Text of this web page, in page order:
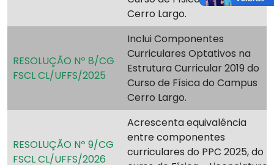
Cerro Largo.
RESOLUÇÃO Nº 8/CG
FSCL CL/UFFS/2025
Inclui Componentes
Curriculares Optativos na
Estrutura Curricular 2019 do
Curso de Física do Campus
Cerro Largo.
RESOLUÇÃO Nº 9/CG
FSCL CL/UFFS/2026
Acrescenta equivalência
entre componentes
curriculares do PPC 2025, do